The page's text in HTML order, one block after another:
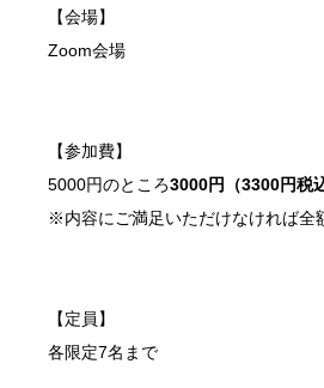
【会場】
Zoom会場
【参加費】
5000円のところ3000円（3300円税
※内容にご満足いただけなければ全
【定員】
各限定7名まで